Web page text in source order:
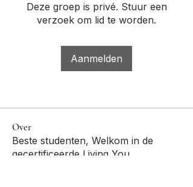
Deze groep is privé. Stuur een
verzoek om lid te worden.
Aanmelden
Over
Beste studenten, Welkom in de
gecertificeerde Living You